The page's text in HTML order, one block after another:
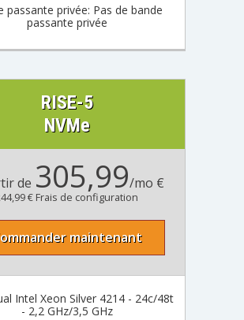
passante privée: Pas de bande
passante privée
RISE-5
NVMe
de 305,99/mo €
€ Frais de configuration
maintenant
Intel Xeon Silver 4214 - 24c/48t
- 2,2 GHz/3,5 GHz